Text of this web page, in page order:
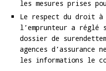
les mesures prises
Le respect du droit
l’emprunteur a réglé
dossier de
agences d’assurance
les informations le